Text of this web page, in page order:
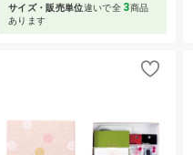
サイズ・販売単位違いで全 3商品
あります